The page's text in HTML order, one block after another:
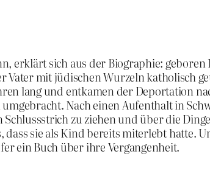
sich aus der Biographie: geboren
mit jüdischen Wurzeln katholisch
lang und entkamen der Deportation
Nach einen Aufenthalt in
zu ziehen und über die
sie als Kind bereits miterlebt hatte.
ein Buch über ihre Vergangenheit.